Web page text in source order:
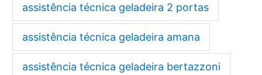
assistência técnica geladeira 2 portas
assistência técnica geladeira amana
assistência técnica geladeira bertazzoni